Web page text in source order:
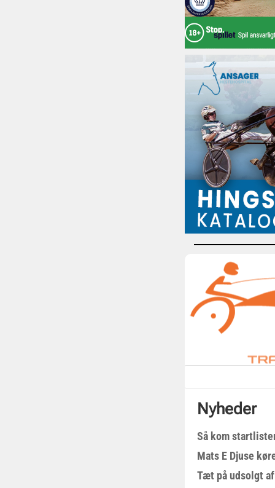
Nyheder
Så kom
Mats E Djuse
Tæt på udsolgt